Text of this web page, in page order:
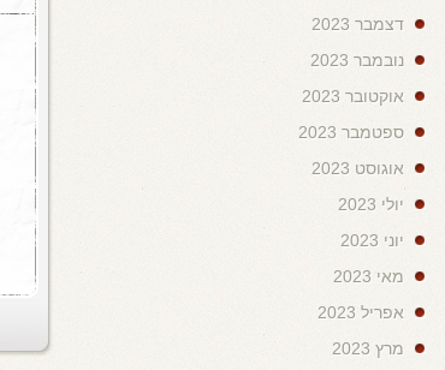
דצמבר 2023
נובמבר 2023
אוקטובר 2023
ספטמבר 2023
אוגוסט 2023
יולי 2023
יוני 2023
מאי 2023
אפריל 2023
מרץ 2023